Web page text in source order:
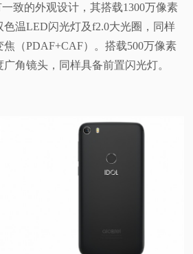
致的外观设计，其搭载1300万像素
温LED闪光灯及f2.0大光圈，同样
（PDAF+CAF）。搭载500万像素
角镜头，同样具备前置闪光灯。